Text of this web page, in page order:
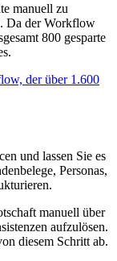
manuell zu
Da der Workflow
800 gesparte
der über 1.600
und lassen Sie es
Personas,
manuell über
aufzulösen.
diesem Schritt ab.